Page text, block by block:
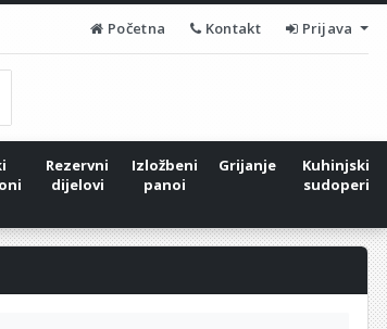
Početna Kontakt Prijava
Rezervni
dijelovi
Izložbeni
panoi
Grijanje
Kuhinjski
sudoperi